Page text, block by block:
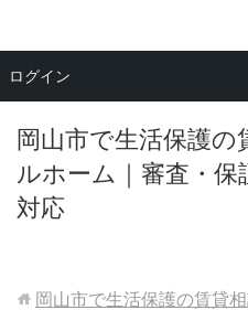
岡山市で生活保護の
ルホーム｜審査・保
対応
メニュー
岡山市で生活保護の賃貸
ログイン